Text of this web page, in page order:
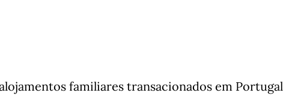
familiares transacionados em Portugal